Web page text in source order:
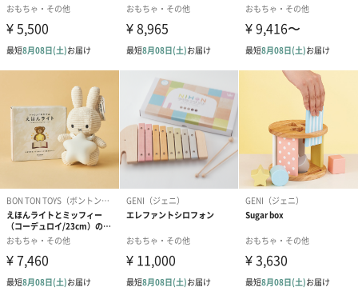
塗装
重量
10g 商品重量 （梱包重量別）